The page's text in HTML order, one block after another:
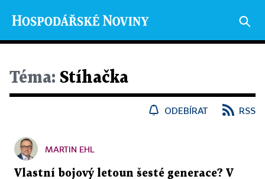
Téma: Stíhačka
ODEBÍRAT RSS
MARTIN EHL
Vlastní bojový letoun šesté generace? V